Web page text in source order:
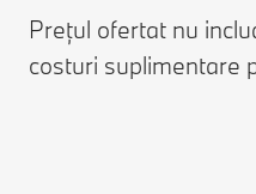
Prețul ofertat nu
costuri suplimentare